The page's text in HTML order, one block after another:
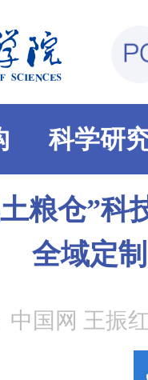
科学研
土粮仓”
全域定制
中国网 王振